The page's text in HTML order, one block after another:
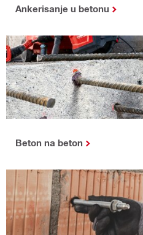
Ankerisanje u betonu
Beton na beton